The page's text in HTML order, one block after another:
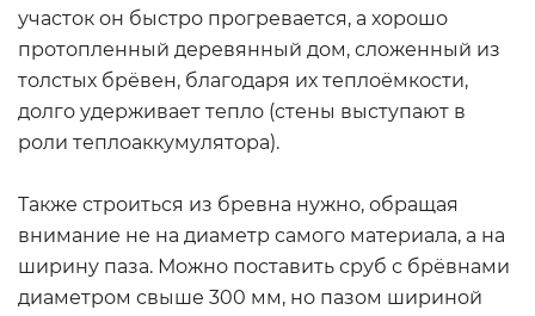
участок он быстро прогревается, а хорошо
протопленный деревянный дом, сложенный из
толстых брёвен, благодаря их теплоёмкости,
долго удерживает тепло (стены выступают в
роли теплоаккумулятора).
Также строиться из бревна нужно, обращая
внимание не на диаметр самого материала, а на
ширину паза. Можно поставить сруб с брёвнами
диаметром свыше 300 мм, но пазом шириной